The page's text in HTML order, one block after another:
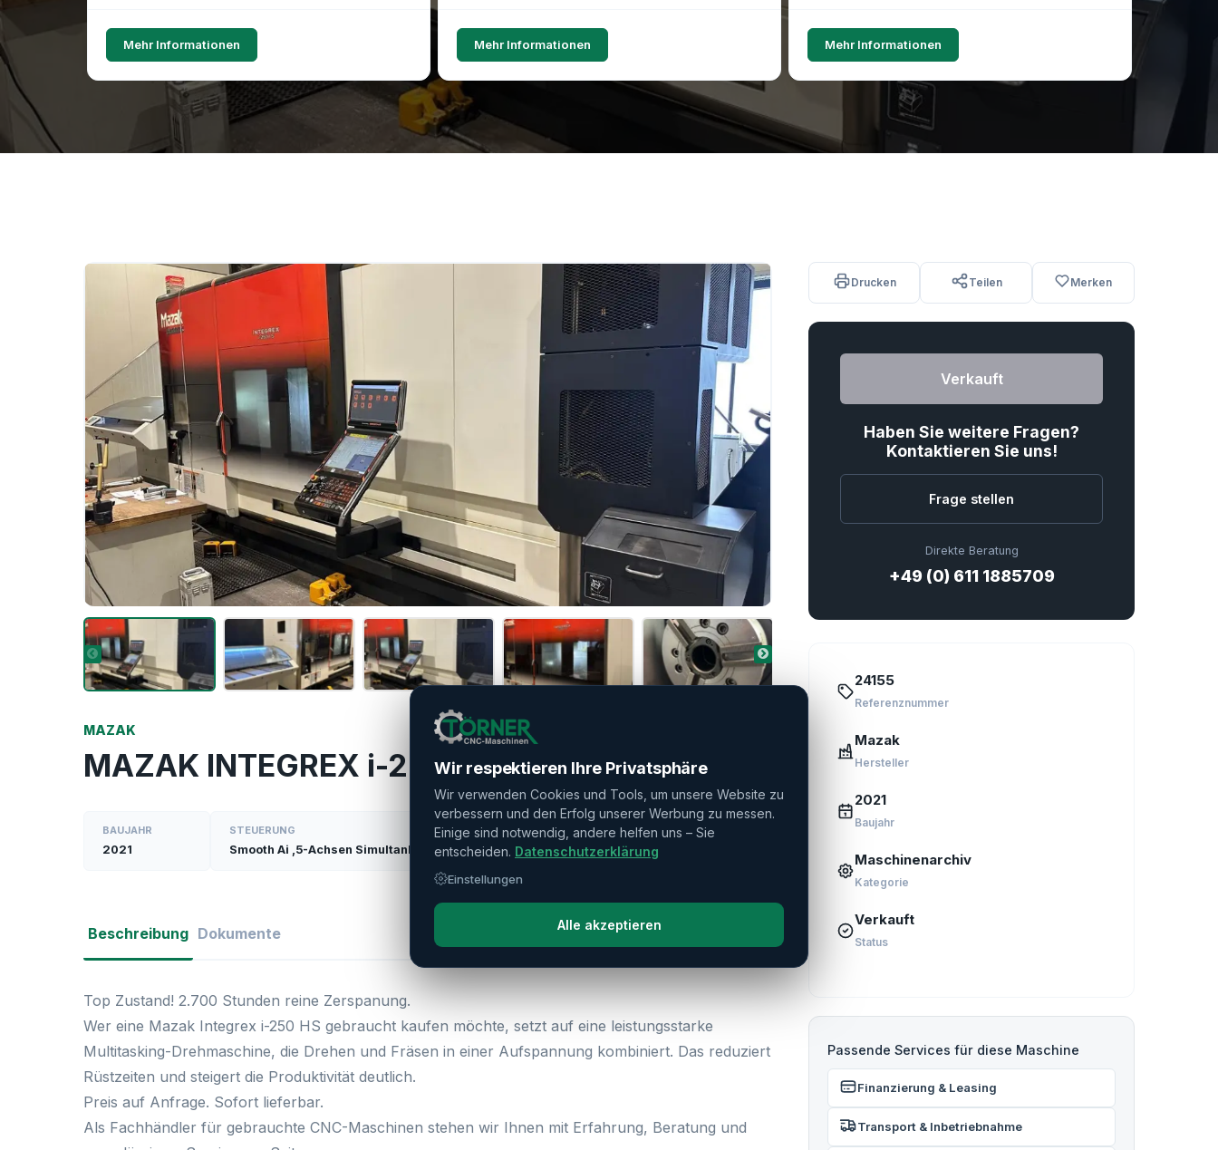
Mehr Informationen Mehr Informationen Mehr Informationen
MAZAK
MAZAK INTEGREX i-250 HS
BAUJAHR
2021
STEUERUNG
Smooth Ai ,5-Achsen Simultanbearbeitung
Beschreibung Dokumente
Top Zustand! 2.700 Stunden reine Zerspanung.
Wer eine Mazak Integrex i-250 HS gebraucht kaufen möchte, setzt auf eine leistungsstarke
Multitasking-Drehmaschine, die Drehen und Fräsen in einer Aufspannung kombiniert. Das reduziert
Rüstzeiten und steigert die Produktivität deutlich.
Preis auf Anfrage. Sofort lieferbar.
Als Fachhändler für gebrauchte CNC-Maschinen stehen wir Ihnen mit Erfahrung, Beratung und
Drucken Teilen Merken
Verkauft
Haben Sie weitere Fragen?
Kontaktieren Sie uns!
Frage stellen
Direkte Beratung
+49 (0) 611 1885709
24155
Referenznummer
Mazak
Hersteller
2021
Baujahr
Maschinenarchiv
Kategorie
Verkauft
Status
Passende Services für diese Maschine
Finanzierung & Leasing
Transport & Inbetriebnahme
Wir respektieren Ihre Privatsphäre
Wir verwenden Cookies und Tools, um unsere Website zu
verbessern und den Erfolg unserer Werbung zu messen.
Einige sind notwendig, andere helfen uns – Sie
entscheiden. Datenschutzerklärung
Einstellungen
Alle akzeptieren